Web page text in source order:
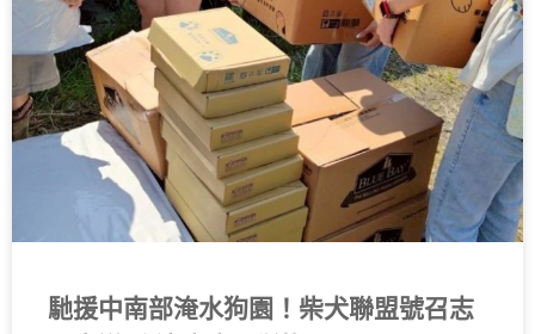
馳援中南部淹水狗園！柴犬聯盟號召志